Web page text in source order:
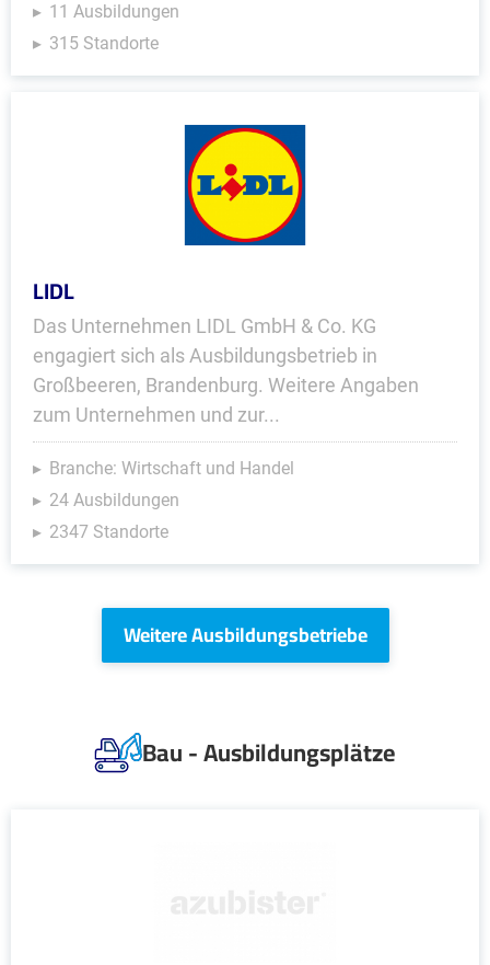
11 Ausbildungen
315 Standorte
LIDL
Das Unternehmen LIDL GmbH & Co. KG
engagiert sich als Ausbildungsbetrieb in
Großbeeren, Brandenburg. Weitere Angaben
zum Unternehmen und zur...
Branche: Wirtschaft und Handel
24 Ausbildungen
2347 Standorte
Weitere Ausbildungsbetriebe
Bau - Ausbildungsplätze